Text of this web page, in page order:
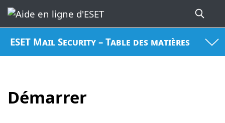
ESET Mail Security – Table des matières
Démarrer